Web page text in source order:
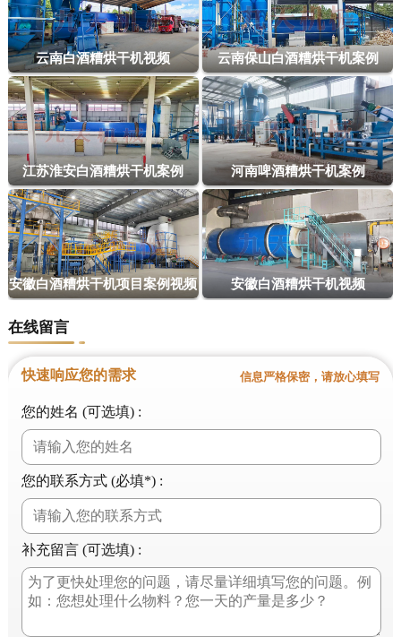
云南白酒糟烘干机视频 云南保山白酒糟烘干机案例
江苏淮安白酒糟烘干机案例 河南啤酒糟烘干机案例
安徽白酒糟烘干机项目案例视频 安徽白酒糟烘干机视频
在线留言
快速响应您的需求 信息严格保密，请放心填写
您的姓名 (可选填) :
您的联系方式 (必填*) :
补充留言 (可选填) :